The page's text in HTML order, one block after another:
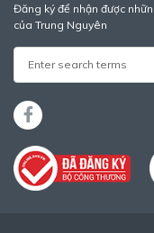
Đăng ký để nhận được
của Trung Nguyên